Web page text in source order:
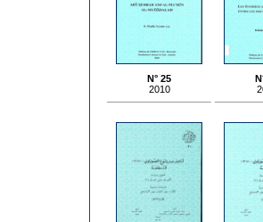
N° 25
2010